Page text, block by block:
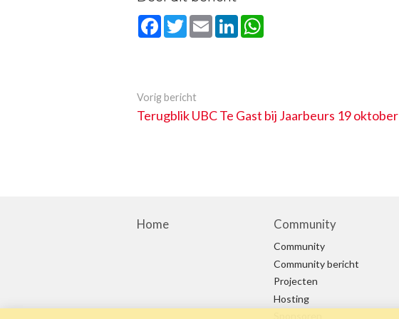
Facebook
TwitterEmailLinkedIn
Vorig bericht
Terugblik UBC Te Gast bij Jaarbeurs 19 oktober
Home Community
Community
Community bericht
Projecten
Hosting